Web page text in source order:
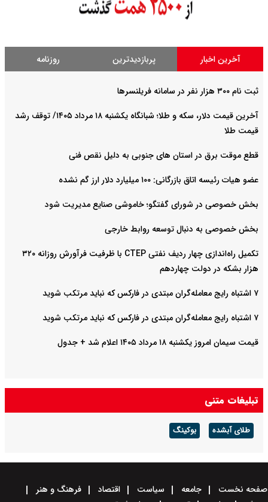
آخرین اخبار پربازدیدترین روزنامه
ثبت نام ۳۰۰ هزار نفر در سامانه فریلنسرها
آخرین قیمت دلار، سکه و طلا؛ شبانگاه یکشنبه ۱۸ مرداد ۱۴۰۵/ توقف رشد
قیمت طلا
قطع موقت برق در استان های جنوبی به دلیل نقص فنی
عضو هیات رئیسه اتاق بازرگانی: ۱۰۰ میلیارد دلار ارز گم نشده
بخش خصوصی در شورای گفتگو؛ خاموشی صنایع مدیریت شود
بخش خصوصی به دنبال توسعه روابط خارجی
تکمیل راه‌اندازی چهار ردیف نفتی CTEP با ظرفیت فرآورش روزانه ۳۲۰
هزار بشکه در دولت چهاردهم
۷ اشتباه رایج معامله‌گران مبتدی در فارکس که نباید مرتکب شوید
۷ اشتباه رایج معامله‌گران مبتدی در فارکس که نباید مرتکب شوید
قیمت سیمان امروز یکشنبه ۱۸ مرداد ۱۴۰۵ اعلام شد + جدول
تبلیغات متنی
طلای آبشده بوکینگ
صفحه نخست جامعه سیاست اقتصاد
فرهنگ و هنر